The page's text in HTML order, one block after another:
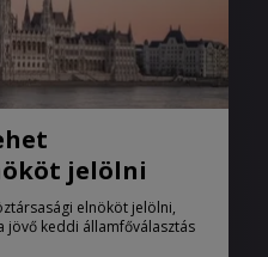
jelölni
elnököt jelölni,
jövő keddi államfőválasztás